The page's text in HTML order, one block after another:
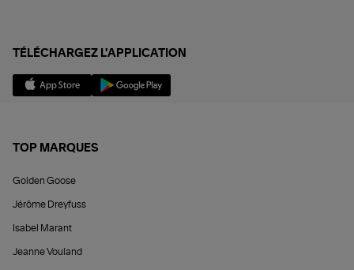
TÉLÉCHARGEZ L'APPLICATION
TOP MARQUES
Golden Goose
Jérôme Dreyfuss
Isabel Marant
Jeanne Vouland